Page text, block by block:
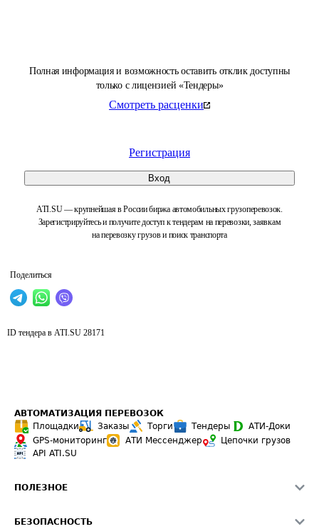
Полная информация и возможность оставить отклик доступны
только с лицензией «Тендеры»
Смотреть расценки
Регистрация
Вход
ATI.SU — крупнейшая в России биржа автомобильных грузоперевозок.
Зарегистрируйтесь и получите доступ к тендерам на перевозки, заявкам
на перевозку грузов и поиск транспорта
Поделиться
ID тендера в ATI.SU 28171
АВТОМАТИЗАЦИЯ ПЕРЕВОЗОК
Площадки
Заказы Торги Тендеры
АТИ-Доки
GPS-мониторинг
АТИ Мессенджер
Цепочки грузов
API ATI.SU
ПОЛЕЗНОЕ
БЕЗОПАСНОСТЬ